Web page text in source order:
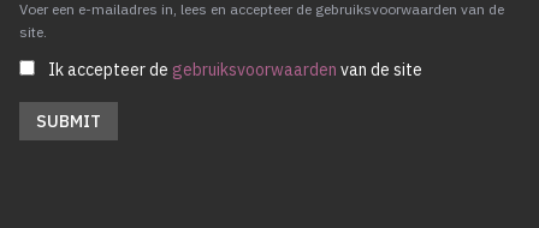
Voer een e-mailadres in, lees en accepteer de gebruiksvoorwaarden van de
site.
Ik accepteer de gebruiksvoorwaarden van de site